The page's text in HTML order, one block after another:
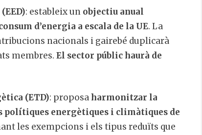
: estableix un objectiu anual
d’energia a escala de la UE. La
nacionals i gairebé duplicarà
membres. El sector públic haurà de
(ETD): proposaharmonitzar la
energètiques i climàtiques de
les exempcions i els tipus reduïts que